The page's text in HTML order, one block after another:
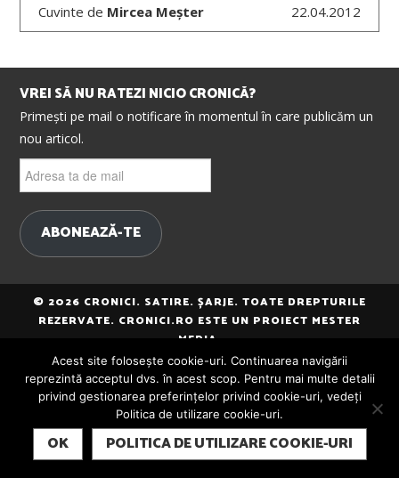
Cuvinte de Mircea Meșter 22.04.2012
VREI SĂ NU RATEZI NICIO CRONICĂ?
Primești pe mail o notificare în momentul în care publicăm un
nou articol.
ta
mail
ABONEAZĂ-TE
© 2026 CRONICI. SATIRE. ȘARJE. TOATE DREPTURILE
REZERVATE. CRONICI.RO ESTE UN PROIECT MESTER
MEDIA.
SUBSCRIBE
Acest site folosește cookie-uri. Continuarea navigării
reprezintă acceptul dvs. în acest scop. Pentru mai multe detalii
privind gestionarea preferințelor privind cookie-uri, vedeți
Politica de utilizare cookie-uri.
OK POLITICA DE UTILIZARE COOKIE-URI